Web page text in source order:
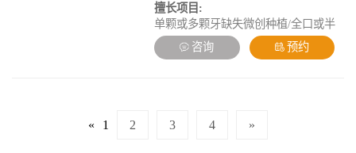
擅长项目:
单颗或多颗牙缺失微创种植/全口或半
口种植修复/3D数字化种植修复/即刻种
植即刻修复/上颌窦内外提升手术。
咨询 预约
« 1 2 3 4 »